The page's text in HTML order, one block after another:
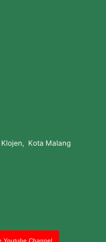
Klojen, Kota Malang
Youtube Channel